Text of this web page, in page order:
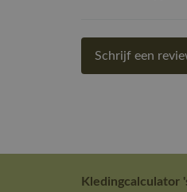
Schrijf een
Kledingcalculator